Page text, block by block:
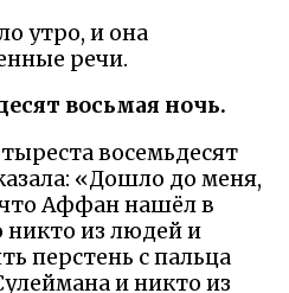
утро, и она
речи.
восьмая ночь.
восемьдесят
«Дошло до меня,
Аффан нашёл в
никто из людей и
перстень с пальца
и никто из